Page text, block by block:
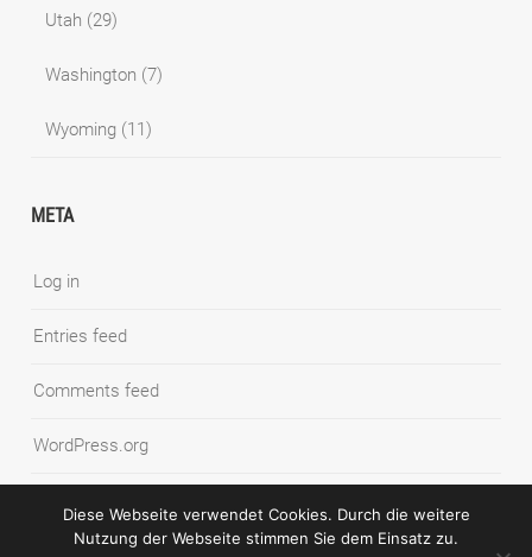
Utah (29)
Washington (7)
Wyoming (11)
META
Log in
Entries feed
Comments feed
WordPress.org
© COPYRIGHT SYNNATSCHKE PHOTOGRAPHY BLOG
Diese Webseite verwendet Cookies. Durch die weitere
Nutzung der Webseite stimmen Sie dem Einsatz zu.